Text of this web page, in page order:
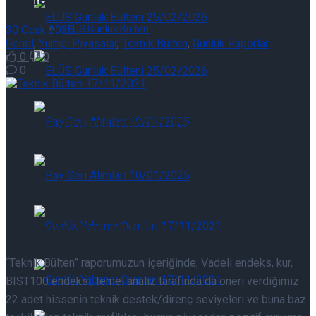
ELÜS Günlük Bülteni 07/08/2026
Pay Geri Alımları 07/08/2026
Günlük Yabancı Oranları 07/08/2026
ELÜS Günlük Bülten
ELÜS Günlük Bülteni 07/08/2026
Pay Geri Alımları 07/08/2026
30 Ocak 2025
Genel, Yurtiçi Piyasalar, Teknik Bülten, Günlük Raporlar
0
0
0
“Teknik Bülten” raporumuzun içeriğinde; Vadeli endeks, kur,
BIST100 endeksi, temel analiz tarafında da öneri verdiğimiz
22 adet hissenin teknik destek/direnç seviyeleri ve buna baz